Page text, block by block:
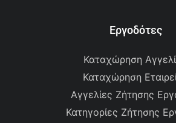
Εργοδότες
Καταχώρηση
Καταχώρηση
Αγγελίες Ζήτησης
Κατηγορίες Ζήτησης